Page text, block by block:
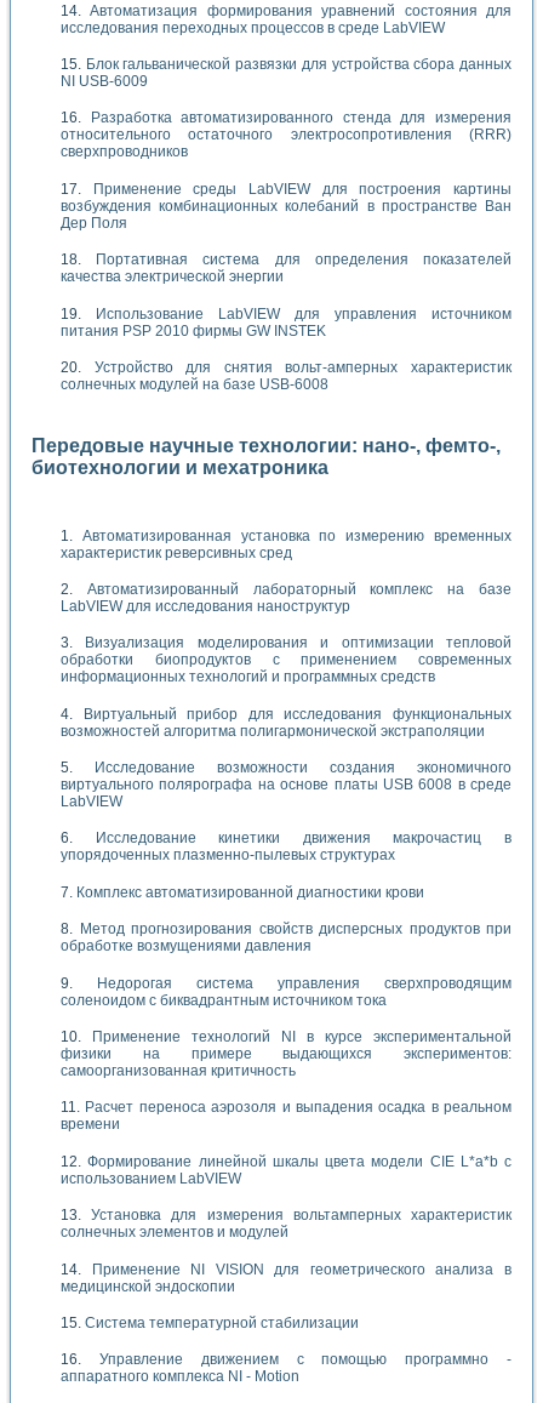
Автоматизация формирования уравнений состояния для
исследования переходных процессов в среде LabVIEW
Блок гальванической развязки для устройства сбора данных
NI USB-6009
Разработка автоматизированного стенда для измерения
относительного остаточного электросопротивления (RRR)
сверхпроводников
Применение среды LabVIEW для построения картины
возбуждения комбинационных колебаний в пространстве Ван
Дер Поля
Портативная система для определения показателей
качества электрической энергии
Использование LabVIEW для управления источником
питания PSP 2010 фирмы GW INSTEK
Устройство для снятия вольт-амперных характеристик
солнечных модулей на базе USB-6008
Передовые научные технологии: нано-, фемто-,
биотехнологии и мехатроника
Автоматизированная установка по измерению временных
характеристик реверсивных сред
Автоматизированный лабораторный комплекс на базе
LabVIEW для исследования наноструктур
Визуализация моделирования и оптимизации тепловой
обработки биопродуктов с применением современных
информационных технологий и программных средств
Виртуальный прибор для исследования функциональных
возможностей алгоритма полигармонической экстраполяции
Исследование возможности создания экономичного
виртуального полярографа на основе платы USB 6008 в среде
LabVIEW
Исследование кинетики движения макрочастиц в
упорядоченных плазменно-пылевых структурах
Комплекс автоматизированной диагностики крови
Метод прогнозирования свойств дисперсных продуктов при
обработке возмущениями давления
Недорогая система управления сверхпроводящим
соленоидом с биквадрантным источником тока
Применение технологий NI в курсе экспериментальной
физики на примере выдающихся экспериментов:
самоорганизованная критичность
Расчет переноса аэрозоля и выпадения осадка в реальном
времени
Формирование линейной шкалы цвета модели CIE L*a*b с
использованием LabVIEW
Установка для измерения вольтамперных характеристик
солнечных элементов и модулей
Применение NI VISION для геометрического анализа в
медицинской эндоскопии
Система температурной стабилизации
Управление движением с помощью программно -
аппаратного комплекса NI - Motion